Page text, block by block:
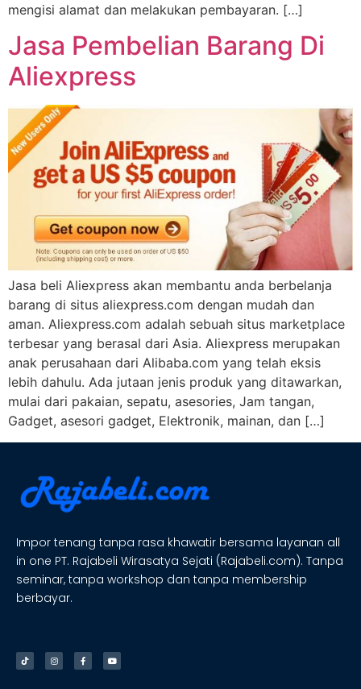
mengisi alamat dan melakukan pembayaran. […]
Jasa Pembelian Barang Di
Aliexpress
Jasa beli Aliexpress akan membantu anda berbelanja
barang di situs aliexpress.com dengan mudah dan
aman. Aliexpress.com adalah sebuah situs marketplace
terbesar yang berasal dari Asia. Aliexpress merupakan
anak perusahaan dari Alibaba.com yang telah eksis
lebih dahulu. Ada jutaan jenis produk yang ditawarkan,
mulai dari pakaian, sepatu, asesories, Jam tangan,
Gadget, asesori gadget, Elektronik, mainan, dan […]
Impor tenang tanpa rasa khawatir bersama layanan all
in one PT. Rajabeli Wirasatya Sejati (Rajabeli.com). Tanpa
seminar, tanpa workshop dan tanpa membership
berbayar.